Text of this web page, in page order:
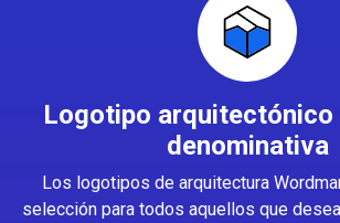
Logotipo arquitectónico
denominativa
Los logotipos de arquitectura
selección para todos aquellos que